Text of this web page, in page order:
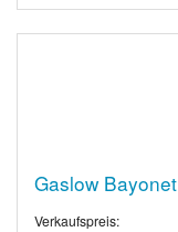
Gaslow
Verkaufspreis: